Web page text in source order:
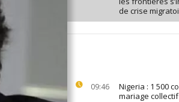
de crise
09:46
Nigeria : 1 500
mariage